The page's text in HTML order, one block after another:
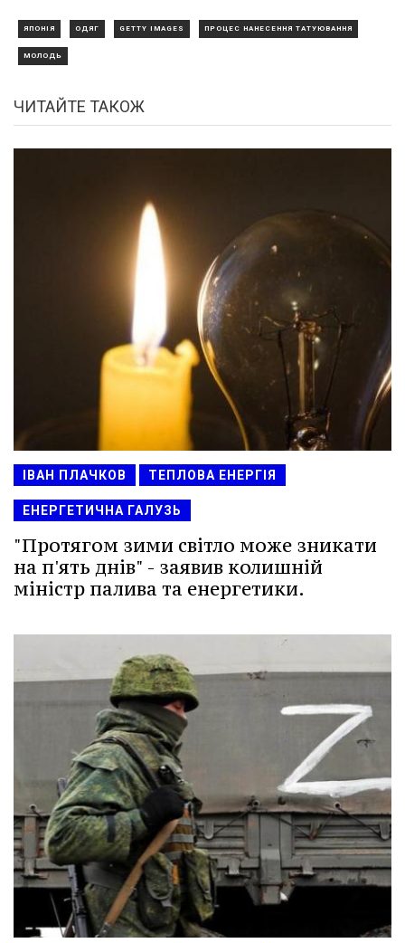
ЯПОНІЯ ОДЯГ GETTY IMAGES ПРОЦЕС НАНЕСЕННЯ ТАТУЮВАННЯ
МОЛОДЬ
ЧИТАЙТЕ ТАКОЖ
ІВАН ПЛАЧКОВ ТЕПЛОВА ЕНЕРГІЯ
ЕНЕРГЕТИЧНА ГАЛУЗЬ
"Протягом зими світло може зникати
на п'ять днів" - заявив колишній
міністр палива та енергетики.